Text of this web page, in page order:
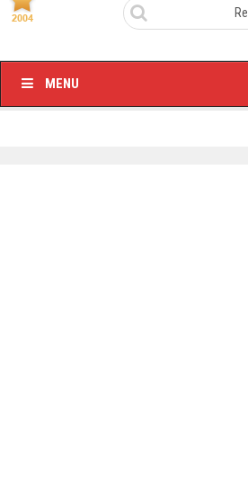
Ligue I – 2020/2021
Ligue I – 2019/2020
MENU